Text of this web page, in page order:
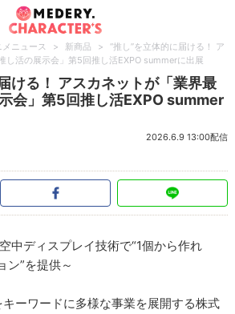
メニュース > 新商品 >
“推し”を立体的に届ける！ ア
し活の展示会」第5回推し活EXPO summerに出展
ける！ アスカネットが「業界最
会」第5回推し活EXPO summer
2026.6.9 13:00配信
中ディスプレイ技術で“1個から作れ
ン”を提供～
キーワードに多様な事業を展開する株式